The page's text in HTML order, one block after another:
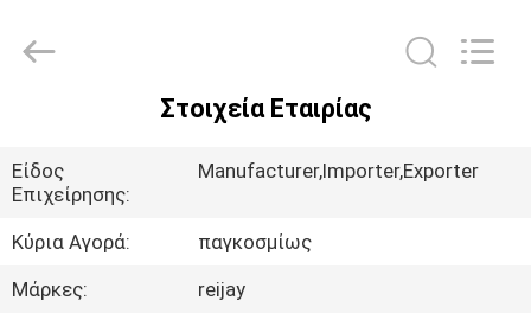
ΠΡΟΪΌΝΤΑ
ΒΊΝΤΕΟ
Ltd..
Στοιχεία Εταιρίας
Είδος
Επιχείρησης:
Manufacturer,Importer,Exporter
Κύρια Αγορά:
παγκοσμίως
Μάρκες:
reijay